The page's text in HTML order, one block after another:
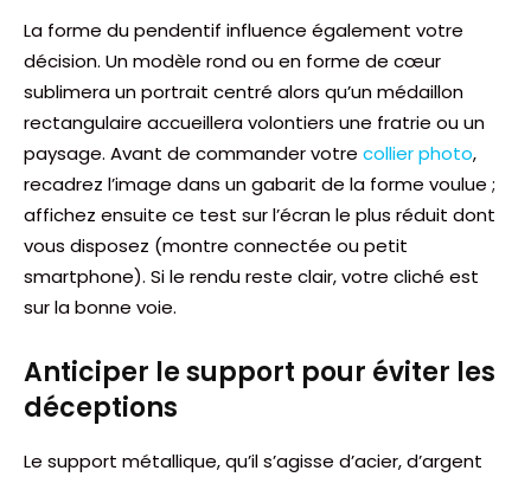
La forme du pendentif influence également votre
décision. Un modèle rond ou en forme de cœur
sublimera un portrait centré alors qu’un médaillon
rectangulaire accueillera volontiers une fratrie ou un
paysage. Avant de commander votre collier photo,
recadrez l’image dans un gabarit de la forme voulue ;
affichez ensuite ce test sur l’écran le plus réduit dont
vous disposez (montre connectée ou petit
smartphone). Si le rendu reste clair, votre cliché est
sur la bonne voie.
Anticiper le support pour éviter les
déceptions
Le support métallique, qu’il s’agisse d’acier, d’argent